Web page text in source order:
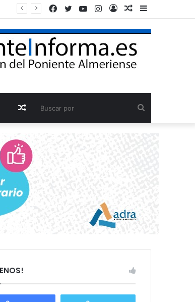
lateral
Publicación
al
azar
Acceso
Instagram
YouTube
Twitter
Facebook
Publicación
al
azar